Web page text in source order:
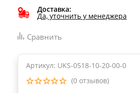
Доставка:
Да, уточнить у менеджера
Сравнить
Артикул: UKS-0518-10-20-00-0
(0 отзывов)